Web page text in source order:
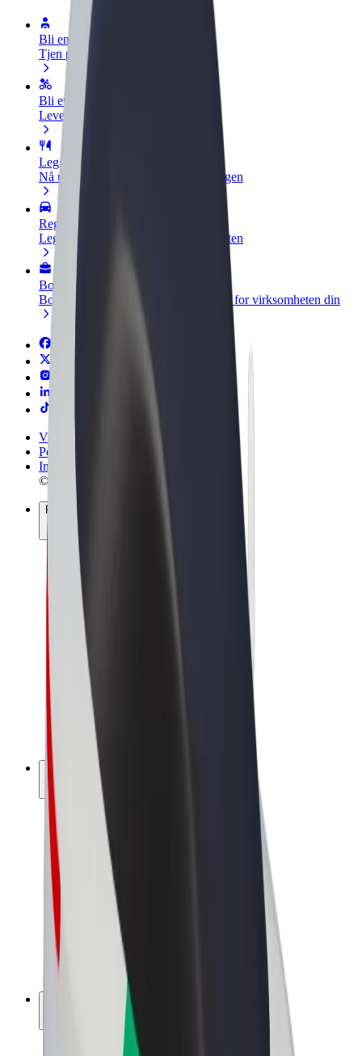
Bli en sjåfør
Tjen penger på egne vilkår
Bli et leveringsbud
Lever mat og få betalt ukentlig
Legg til en restaurant eller butikk
Nå ut til flere kunder og øk inntjeningen
Registrer deg som flåteeier
Legg til flåten din i Bolt og øk inntekten
Bolt for Business
Bolt-produkter og tjenester oppskalert for virksomheten din
Vilkår og betingelser
Personvern
Informasjonskapsler
© 2026 Bolt Technology OÜ
Produkter
Turer
Sparkesykler
Bolt Market
Bolt Food
Bolt Drive
Bolt for Business
El-sykler
Bolt Pluss
Tjen med Bolt
Sjåfører
Sjåførinntekter
Leveringsbud
Inntekter for leveringsbud
Bolt Food-partnere